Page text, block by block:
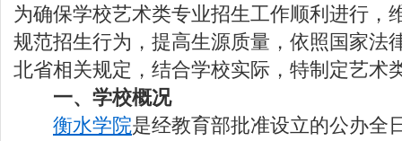
为确保学校艺术类专业招生工作顺利进行，
规范招生行为，提高生源质量，依照国家法
北省相关规定，结合学校实际，特制定艺术
一、学校概况
衡水学院是经教育部批准设立的公办全